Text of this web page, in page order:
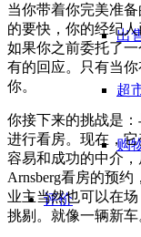
出
超
购
评价
当你带着你完美准
的要快，你的经纪
如果你之前委托了
有的回应。只有当
你。
你接下来的挑战是
进行看房。现在，
容易和成功的中介
Arnsberg看房的预
业主当然也可以在
挑剔。就像一辆新车